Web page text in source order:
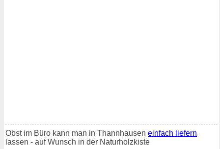
Obst im Büro kann man in Thannhausen einfach liefern
lassen - auf Wunsch in der Naturholzkiste